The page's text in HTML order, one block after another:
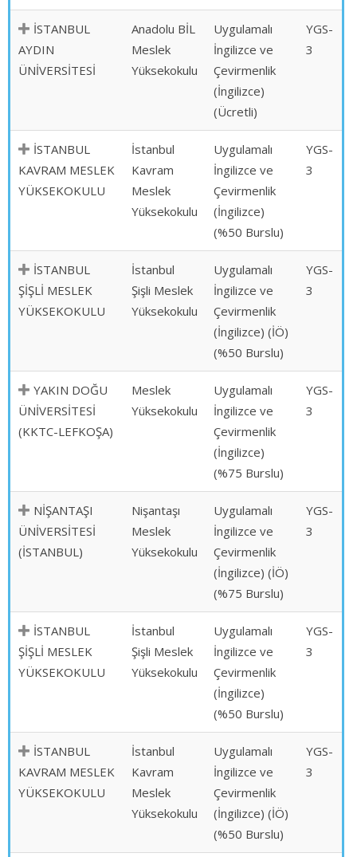
İSTANBUL
AYDIN
ÜNİVERSİTESİ
Anadolu BİL
Meslek
Yüksekokulu
Uygulamalı
İngilizce ve
Çevirmenlik
(İngilizce)
(Ücretli)
YGS-
3
İSTANBUL
KAVRAM MESLEK
YÜKSEKOKULU
İstanbul
Kavram
Meslek
Yüksekokulu
Uygulamalı
İngilizce ve
Çevirmenlik
(İngilizce)
(%50 Burslu)
YGS-
3
İSTANBUL
ŞİŞLİ MESLEK
YÜKSEKOKULU
İstanbul
Şişli Meslek
Yüksekokulu
Uygulamalı
İngilizce ve
Çevirmenlik
(İngilizce) (İÖ)
(%50 Burslu)
YGS-
3
YAKIN DOĞU
ÜNİVERSİTESİ
(KKTC-LEFKOŞA)
Meslek
Yüksekokulu
Uygulamalı
İngilizce ve
Çevirmenlik
(İngilizce)
(%75 Burslu)
YGS-
3
NİŞANTAŞI
ÜNİVERSİTESİ
(İSTANBUL)
Nişantaşı
Meslek
Yüksekokulu
Uygulamalı
İngilizce ve
Çevirmenlik
(İngilizce) (İÖ)
(%75 Burslu)
YGS-
3
İSTANBUL
ŞİŞLİ MESLEK
YÜKSEKOKULU
İstanbul
Şişli Meslek
Yüksekokulu
Uygulamalı
İngilizce ve
Çevirmenlik
(İngilizce)
(%50 Burslu)
YGS-
3
İSTANBUL
KAVRAM MESLEK
YÜKSEKOKULU
İstanbul
Kavram
Meslek
Yüksekokulu
Uygulamalı
İngilizce ve
Çevirmenlik
(İngilizce) (İÖ)
(%50 Burslu)
YGS-
3